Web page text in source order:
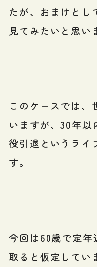
たが、おまけとし
見てみたいと思い
このケースでは、
いますが、30年
役引退というライ
す。
今回は60歳で定年
取ると仮定してい